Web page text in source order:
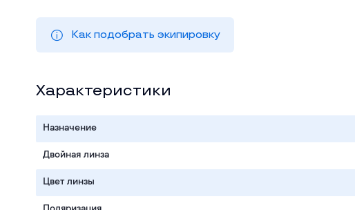
Как подобрать экипировку
Характеристики
Назначение
Двойная линза
Цвет линзы